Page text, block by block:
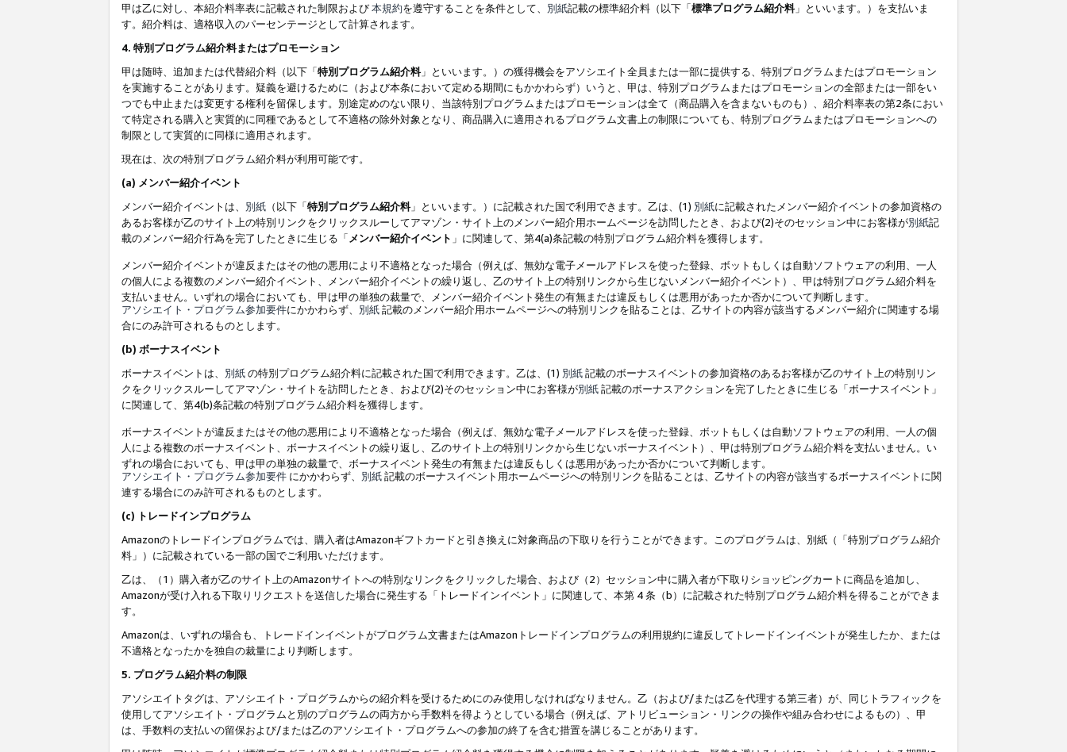
甲は乙に対し、本紹介料率表に記載された制限および本規約を遵守することを条件として、 別紙記載の標準紹介料（以下「標準プログラム紹介料」といいます。）を支払いま
す。紹介料は、適格収入のパーセンテージとして計算されます。
4. 特別プログラム紹介料またはプロモーション
甲は随時、追加または代替紹介料（以下「特別プログラム紹介料」といいます。）の獲得機会をアソシエイト全員または一部に提供する、特別プログラムまたはプロモーション
を実施することがあります。疑義を避けるために（および本条において定める期間にもかかわらず）いうと、甲は、特別プログラムまたはプロモーションの全部または一部をい
つでも中止または変更する権利を留保します。別途定めのない限り、当該特別プログラムまたはプロモーションは全て（商品購入を含まないものも）、紹介料率表の第2条におい
て特定される購入と実質的に同種であるとして不適格の除外対象となり、商品購入に適用されるプログラム文書上の制限についても、特別プログラムまたはプロモーションへの
制限として実質的に同様に適用されます。
現在は、次の特別プログラム紹介料が利用可能です。
(a) メンバー紹介イベント
メンバー紹介イベントは、 別紙 （以下「特別プログラム紹介料」といいます。）に記載された国で利用できます。乙は、(1) 別紙に記載されたメンバー紹介イベントの参加資格の
あるお客様が乙のサイト上の特別リンクをクリックスルーしてアマゾン・サイト上のメンバー紹介用ホームページを訪問したとき、および(2)そのセッション中にお客様が別紙記
載のメンバー紹介行為を完了したときに生じる「 メンバー紹介イベント 」に関連して、第4(a)条記載の特別プログラム紹介料を獲得します。
メンバー紹介イベントが違反またはその他の悪用により不適格となった場合（例えば、無効な電子メールアドレスを使った登録、ボットもしくは自動ソフトウェアの利用、一人
の個人による複数のメンバー紹介イベント、メンバー紹介イベントの繰り返し、乙のサイト上の特別リンクから生じないメンバー紹介イベント）、甲は特別プログラム紹介料を
支払いません。いずれの場合においても、甲は甲の単独の裁量で、メンバー紹介イベント発生の有無または違反もしくは悪用があったか否かについて判断します。
アソシエイト・プログラム参加要件にかかわらず、 別紙記載のメンバー紹介用ホームページへの特別リンクを貼ることは、乙サイトの内容が該当するメンバー紹介に関連する場
合にのみ許可されるものとします。
(b) ボーナスイベント
ボーナスイベントは、 別紙の特別プログラム紹介料に記載された国で利用できます。乙は、(1) 別紙記載のボーナスイベントの参加資格のあるお客様が乙のサイト上の特別リン
クをクリックスルーしてアマゾン・サイトを訪問したとき、および(2)そのセッション中にお客様が別紙記載のボーナスアクションを完了したときに生じる「ボーナスイベント」
に関連して、第4(b)条記載の特別プログラム紹介料を獲得します。
ボーナスイベントが違反またはその他の悪用により不適格となった場合（例えば、無効な電子メールアドレスを使った登録、ボットもしくは自動ソフトウェアの利用、一人の個
人による複数のボーナスイベント、ボーナスイベントの繰り返し、乙のサイト上の特別リンクから生じないボーナスイベント）、甲は特別プログラム紹介料を支払いません。い
ずれの場合においても、甲は甲の単独の裁量で、ボーナスイベント発生の有無または違反もしくは悪用があったか否かについて判断します。
アソシエイト・プログラム参加要件 にかかわらず、 別紙記載のボーナスイベント用ホームページへの特別リンクを貼ることは、乙サイトの内容が該当するボーナスイベントに関
連する場合にのみ許可されるものとします。
(c) トレードインプログラム
Amazonのトレードインプログラムでは、購入者はAmazonギフトカードと引き換えに対象商品の下取りを行うことができます。このプログラムは、別紙（「特別プログラム紹介
料」）に記載されている一部の国でご利用いただけます。
乙は、（1）購入者が乙のサイト上のAmazonサイトへの特別なリンクをクリックした場合、および（2）セッション中に購入者が下取りショッピングカートに商品を追加し、
Amazonが受け入れる下取りリクエストを送信した場合に発生する「トレードインイベント」に関連して、本第 4 条（b）に記載された特別プログラム紹介料を得ることができま
す。
Amazonは、いずれの場合も、トレードインイベントがプログラム文書またはAmazonトレードインプログラムの利用規約に違反してトレードインイベントが発生したか、または
不適格となったかを独自の裁量により判断します。
5. プログラム紹介料の制限
アソシエイトタグは、アソシエイト・プログラムからの紹介料を受けるためにのみ使用しなければなりません。乙（および/または乙を代理する第三者）が、同じトラフィックを
使用してアソシエイト・プログラムと別のプログラムの両方から手数料を得ようとしている場合（例えば、アトリビューション・リンクの操作や組み合わせによるもの）、甲
は、手数料の支払いの留保および/または乙のアソシエイト・プログラムへの参加の終了を含む措置を講じることがあります。